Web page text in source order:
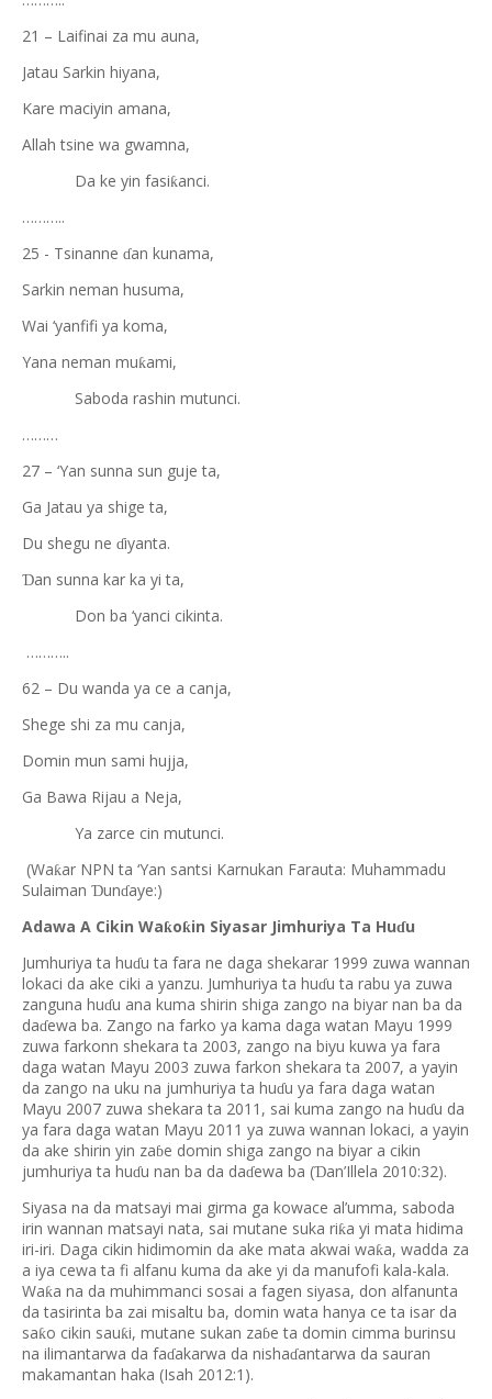
21 – Laifinai za mu auna,
Jatau Sarkin hiyana,
Kare maciyin amana,
Allah tsine wa gwamna,
Da ke yin fasiƙanci.
………..
25 - Tsinanne ɗan kunama,
Sarkin neman husuma,
Wai ‘yanfifi ya koma,
Yana neman muƙami,
Saboda rashin mutunci.
………
27 – ‘Yan sunna sun guje ta,
Ga Jatau ya shige ta,
Du shegu ne ɗiyanta.
Ɗan sunna kar ka yi ta,
Don ba ‘yanci cikinta.
………..
62 – Du wanda ya ce a canja,
Shege shi za mu canja,
Domin mun sami hujja,
Ga Bawa Rijau a Neja,
Ya zarce cin mutunci.
(Waƙar NPN ta ‘Yan santsi Karnukan Farauta: Muhammadu
Sulaiman Ɗunɗaye:)
Adawa A Cikin Waƙoƙin Siyasar Jimhuriya Ta Huɗu
Jumhuriya ta huɗu ta fara ne daga shekarar 1999 zuwa wannan
lokaci da ake ciki a yanzu. Jumhuriya ta huɗu ta rabu ya zuwa
zanguna huɗu ana kuma shirin shiga zango na biyar nan ba da
daɗewa ba. Zango na farko ya kama daga watan Mayu 1999
zuwa farkonn shekara ta 2003, zango na biyu kuwa ya fara
daga watan Mayu 2003 zuwa farkon shekara ta 2007, a yayin
da zango na uku na jumhuriya ta huɗu ya fara daga watan
Mayu 2007 zuwa shekara ta 2011, sai kuma zango na huɗu da
ya fara daga watan Mayu 2011 ya zuwa wannan lokaci, a yayin
da ake shirin yin zaɓe domin shiga zango na biyar a cikin
jumhuriya ta huɗu nan ba da daɗewa ba (Ɗan’Illela 2010:32).
Siyasa na da matsayi mai girma ga kowace al’umma, saboda
irin wannan matsayi nata, sai mutane suka riƙa yi mata hidima
iri-iri. Daga cikin hidimomin da ake mata akwai waƙa, wadda za
a iya cewa ta fi alfanu kuma da ake yi da manufofi kala-kala.
Waƙa na da muhimmanci sosai a fagen siyasa, don alfanunta
da tasirinta ba zai misaltu ba, domin wata hanya ce ta isar da
saƙo cikin sauƙi, mutane sukan zaɓe ta domin cimma burinsu
na ilimantarwa da faɗakarwa da nishaɗantarwa da sauran
makamantan haka (Isah 2012:1).